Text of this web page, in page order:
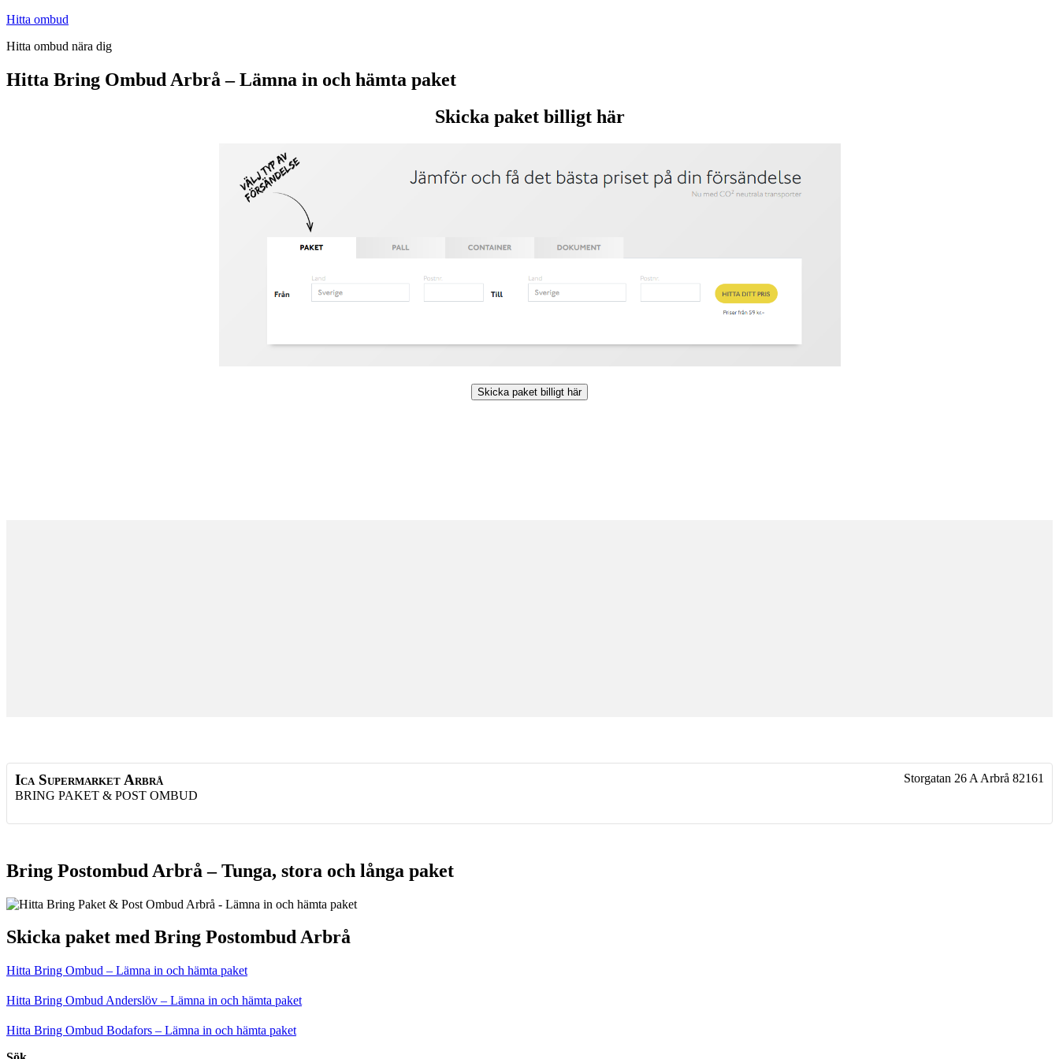
Hoppa
innehåll
Hitta ombud
Hitta ombud nära dig
Hitta Bring Ombud Arbrå – Lämna in och hämta paket
Skicka paket billigt här
Skicka paket billigt här
Ica Supermarket Arbrå
BRING PAKET & POST OMBUD
Storgatan 26 A Arbrå 82161
Bring Postombud Arbrå – Tunga, stora och långa paket
Skicka paket med Bring Postombud Arbrå
Hitta Bring Ombud – Lämna in och hämta paket
Hitta Bring Ombud Anderslöv – Lämna in och hämta paket
Hitta Bring Ombud Bodafors – Lämna in och hämta paket